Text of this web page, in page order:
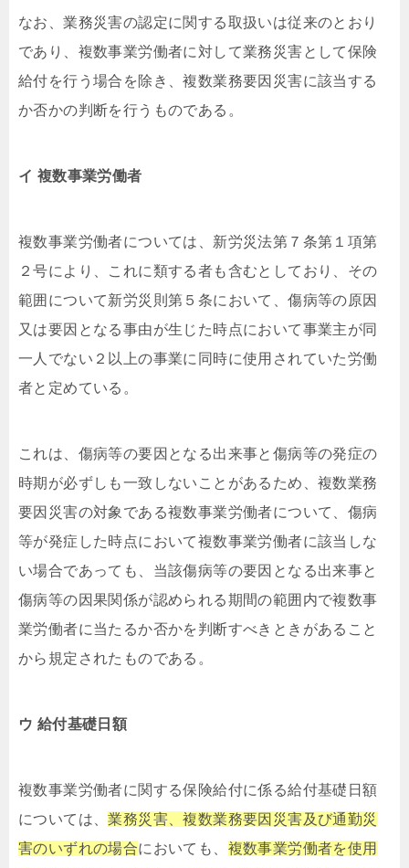
なお、業務災害の認定に関する取扱いは従来のとおり
であり、複数事業労働者に対して業務災害として保険
給付を行う場合を除き、複数業務要因災害に該当する
か否かの判断を行うものである。
イ 複数事業労働者
複数事業労働者については、新労災法第７条第１項第
２号により、これに類する者も含むとしており、その
範囲について新労災則第５条において、傷病等の原因
又は要因となる事由が生じた時点において事業主が同
一人でない２以上の事業に同時に使用されていた労働
者と定めている。
これは、傷病等の要因となる出来事と傷病等の発症の
時期が必ずしも一致しないことがあるため、複数業務
要因災害の対象である複数事業労働者について、傷病
等が発症した時点において複数事業労働者に該当しな
い場合であっても、当該傷病等の要因となる出来事と
傷病等の因果関係が認められる期間の範囲内で複数事
業労働者に当たるか否かを判断すべきときがあること
から規定されたものである。
ウ 給付基礎日額
複数事業労働者に関する保険給付に係る給付基礎日額
については、業務災害、複数業務要因災害及び通勤災
害のいずれの場合においても、 複数事業労働者を使用